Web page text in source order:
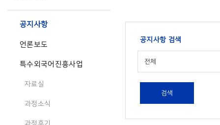
공지사항
언론보도
특수외국어진흥사업
자료실
과정소식
과정후기
공지사항 검색
전체
검색